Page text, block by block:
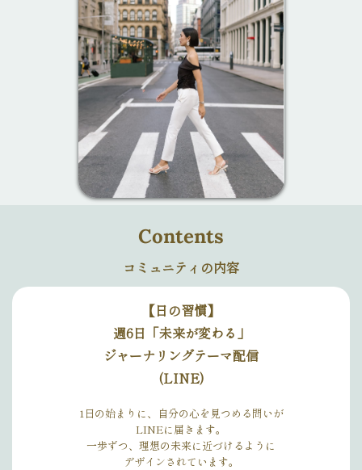
Contents
コミュニティの内容
【日の習慣】
週6日「未来が変わる」
ジャーナリングテーマ配信
(LINE)
1日の始まりに、自分の心を見つめる問いが
LINEに届きます。
一歩ずつ、理想の未来に近づけるように
デザインされています。